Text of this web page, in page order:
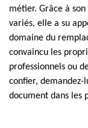
métier. Grâce à
variés, elle a su
domaine du
convaincu les
professionnels ou
confier, demandez-
document dans les